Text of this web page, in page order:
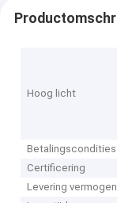
Hoog licht
Betalingscondities
Certificering
Levering vermogen